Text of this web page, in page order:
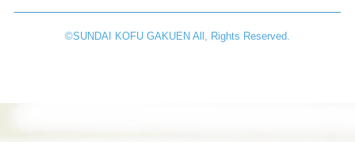
©︎SUNDAI KOFU GAKUEN All, Rights Reserved.